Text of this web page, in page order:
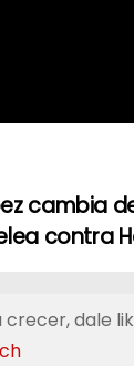
cambia
contra
dale